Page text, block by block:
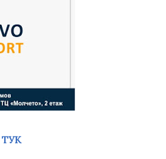
ТУК